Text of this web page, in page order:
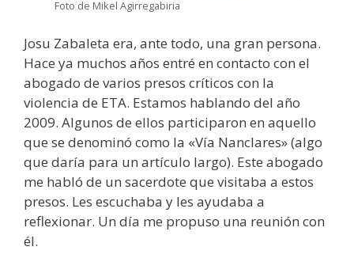
Foto de Mikel Agirregabiria
Josu Zabaleta era, ante todo, una gran persona.
Hace ya muchos años entré en contacto con el
abogado de varios presos críticos con la
violencia de ETA. Estamos hablando del año
2009. Algunos de ellos participaron en aquello
que se denominó como la «Vía Nanclares» (algo
que daría para un artículo largo). Este abogado
me habló de un sacerdote que visitaba a estos
presos. Les escuchaba y les ayudaba a
reflexionar. Un día me propuso una reunión con
él.